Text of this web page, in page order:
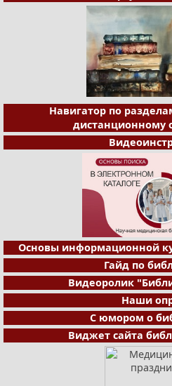
Навигатор по
дистанционному
Основы информационной
Гайд по
Видеоролик
Наши
С юмором о
Виджет сайта